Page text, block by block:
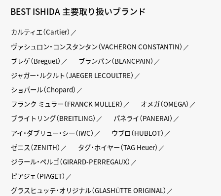
BEST ISHIDA 主要取り扱いブランド
カルティエ（Cartier）
ヴァシュロン・コンスタンタン（VACHERON CONSTANTIN）
ブレゲ（Breguet）
ブランパン（BLANCPAIN）
ジャガー・ルクルト（JAEGER LECOULTRE）
ショパール（Chopard）
フランク ミュラー（FRANCK MULLER）
オメガ（OMEGA）
ブライトリング（BREITLING）
パネライ（PANERAI）
アイ・ダブリュー・シー（IWC）
ウブロ（HUBLOT）
ゼニス（ZENITH）
タグ・ホイヤー（TAG Heuer）
ジラール・ペルゴ（GIRARD-PERREGAUX）
ピアジェ（PIAGET）
グラスヒュッテ・オリジナル（GLASHÜTTE ORIGINAL）